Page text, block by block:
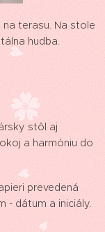
terasu. Na stole
hudba.
stôl aj
a harmóniu do
prevedená
- dátum a iniciály.